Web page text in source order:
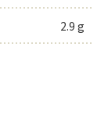
2.9 g